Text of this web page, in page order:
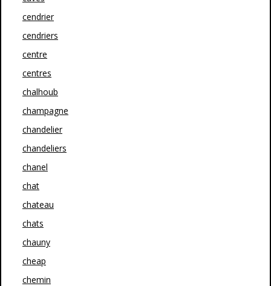
cendrier
cendriers
centre
centres
chalhoub
champagne
chandelier
chandeliers
chanel
chat
chateau
chats
chauny
cheap
chemin